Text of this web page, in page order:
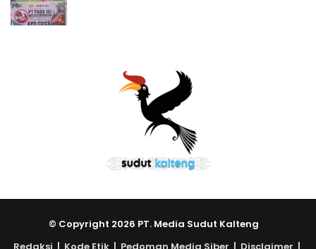
© Copyright 2026 PT. Media Sudut Kalteng